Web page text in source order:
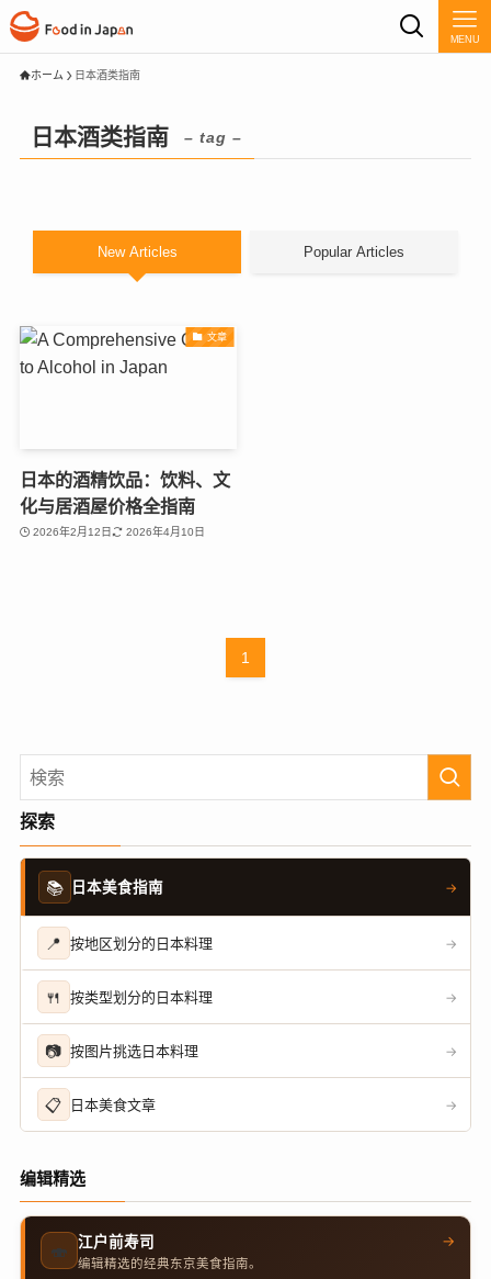
MENU
ホーム 日本酒类指南
日本酒类指南 – tag –
New Articles Popular Articles
文章
日本的酒精饮品：饮料、文
化与居酒屋价格全指南
2026年2月12日 2026年4月10日
1
探索
📚 日本美食指南 →
📍 按地区划分的日本料理 →
🍴 按类型划分的日本料理 →
📷 按图片挑选日本料理 →
📋 日本美食文章 →
编辑精选
🍣 江户前寿司
编辑精选的经典东京美食指南。
→